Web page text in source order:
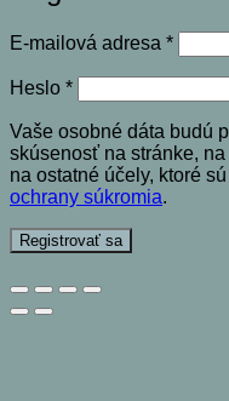
E-mailová adresa *
Heslo *Povinné
Vaše osobné dáta budú
skúsenosť na stránke,
na ostatné účely, ktoré
ochrany súkromia.
Registrovať sa